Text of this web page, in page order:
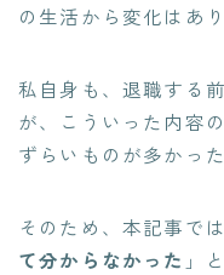
の生活から変化はあり
私自身も、退職する
が、こういった内容
ずらいものが多かった
そのため、本記事で
て分からなかった 」